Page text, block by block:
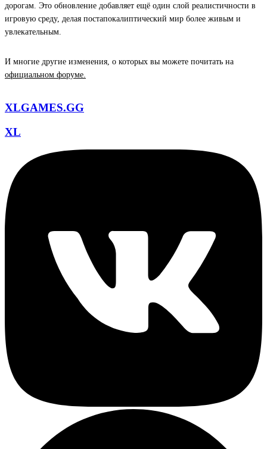
дорогам. Это обновление добавляет ещё один слой реалистичности в
игровую среду, делая постапокалиптический мир более живым и
увлекательным.
И многие другие изменения, о которых вы можете почитать на
официальном форуме.
XLGAMES.GG
XL